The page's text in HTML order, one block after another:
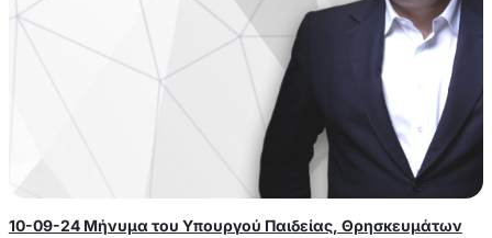
10-09-24 Μήνυμα του Υπουργού Παιδείας, Θρησκευμάτων